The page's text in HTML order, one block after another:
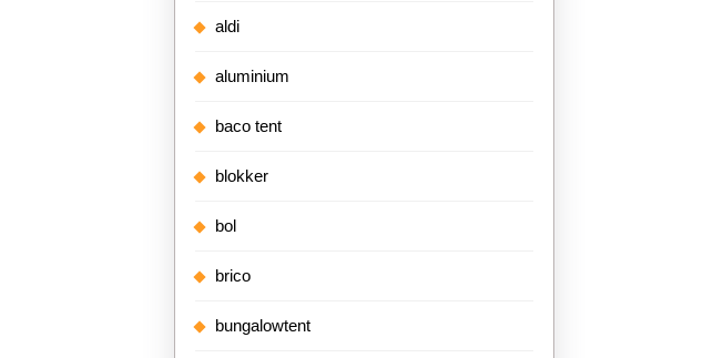
aldi
aluminium
baco tent
blokker
bol
brico
bungalowtent